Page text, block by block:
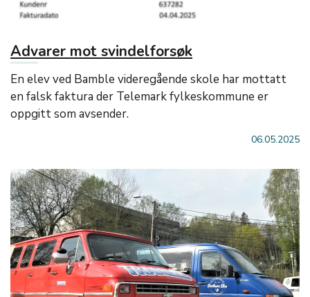
Advarer mot svindelforsøk
En elev ved Bamble videregående skole har mottatt
en falsk faktura der Telemark fylkeskommune er
oppgitt som avsender.
06.05.2025